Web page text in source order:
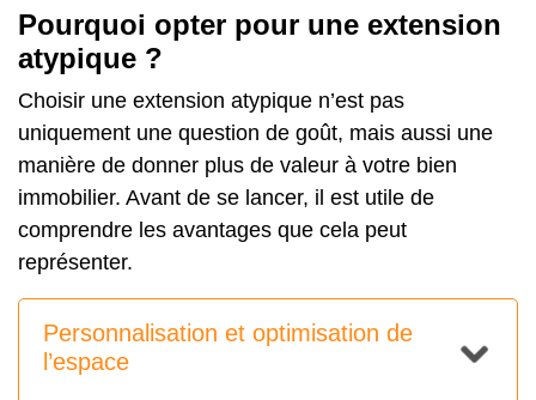
Pourquoi opter pour une extension
atypique ?
Choisir une extension atypique n’est pas
uniquement une question de goût, mais aussi une
manière de donner plus de valeur à votre bien
immobilier. Avant de se lancer, il est utile de
comprendre les avantages que cela peut
représenter.
Personnalisation et optimisation de
l’espace